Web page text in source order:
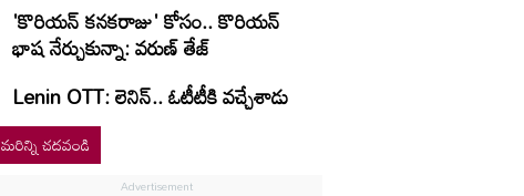
'కొరియన్ కనకరాజు' కోసం.. కొరియన్
భాష నేర్చుకున్నా: వరుణ్ తేజ్
Lenin OTT: లెనిన్.. ఓటీటీకి వ‌చ్చేశాడు
మరిన్ని చదవండి